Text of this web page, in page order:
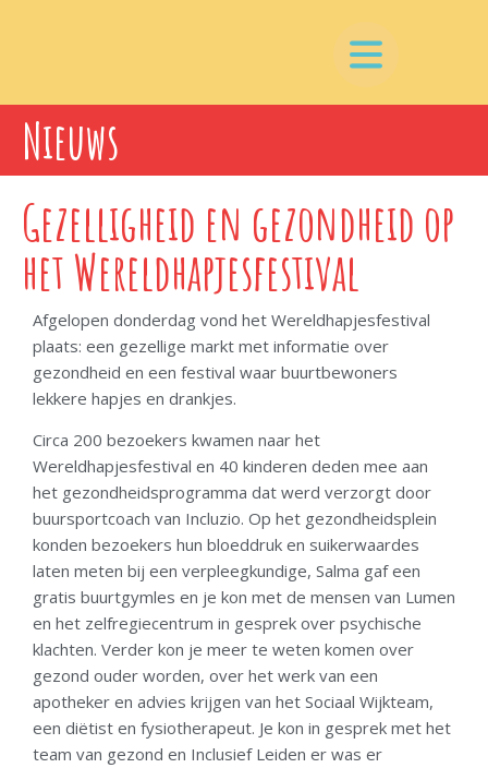
Nieuws
Gezelligheid en gezondheid op
het Wereldhapjesfestival
Afgelopen donderdag vond het Wereldhapjesfestival
plaats: een gezellige markt met informatie over
gezondheid en een festival waar buurtbewoners
lekkere hapjes en drankjes.
Circa 200 bezoekers kwamen naar het
Wereldhapjesfestival en 40 kinderen deden mee aan
het gezondheidsprogramma dat werd verzorgt door
buursportcoach van Incluzio. Op het gezondheidsplein
konden bezoekers hun bloeddruk en suikerwaardes
laten meten bij een verpleegkundige, Salma gaf een
gratis buurtgymles en je kon met de mensen van Lumen
en het zelfregiecentrum in gesprek over psychische
klachten. Verder kon je meer te weten komen over
gezond ouder worden, over het werk van een
apotheker en advies krijgen van het Sociaal Wijkteam,
een diëtist en fysiotherapeut. Je kon in gesprek met het
team van gezond en Inclusief Leiden er was er